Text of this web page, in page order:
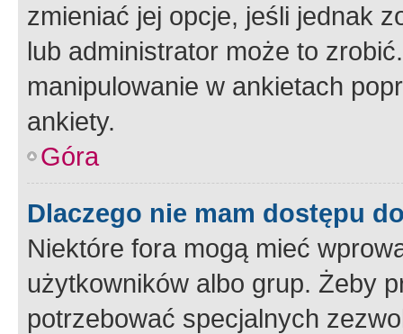
zmieniać jej opcje, jeśli jednak
lub administrator może to
manipulowanie w ankietach
ankiety.
Góra
Dlaczego nie mam dostępu
Niektóre fora mogą mieć
użytkowników albo grup. Żeby
potrzebować specjalnych